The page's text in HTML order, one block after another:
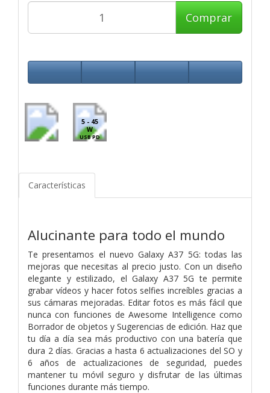
Comprar
5 - 45
W
USB PD
Características
Alucinante para todo el mundo
Te presentamos el nuevo Galaxy A37 5G: todas las
mejoras que necesitas al precio justo. Con un diseño
elegante y estilizado, el Galaxy A37 5G te permite
grabar vídeos y hacer fotos selfies increíbles gracias a
sus cámaras mejoradas. Editar fotos es más fácil que
nunca con funciones de Awesome Intelligence como
Borrador de objetos y Sugerencias de edición. Haz que
tu día a día sea más productivo con una batería que
dura 2 días. Gracias a hasta 6 actualizaciones del SO y
6 años de actualizaciones de seguridad, puedes
mantener tu móvil seguro y disfrutar de las últimas
funciones durante más tiempo.